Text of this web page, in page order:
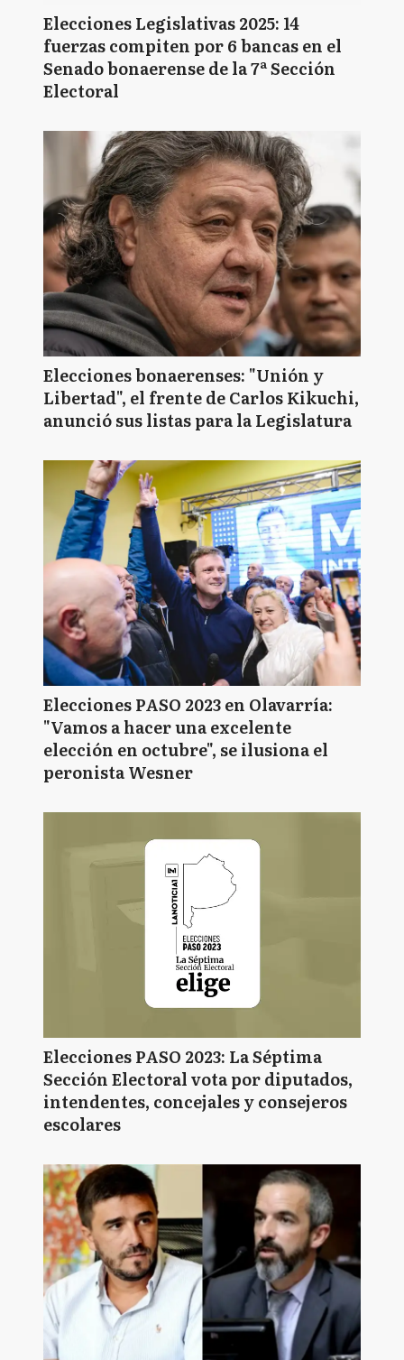
Elecciones Legislativas 2025: 14
fuerzas compiten por 6 bancas en el
Senado bonaerense de la 7ª Sección
Electoral
Elecciones bonaerenses: "Unión y
Libertad", el frente de Carlos Kikuchi,
anunció sus listas para la Legislatura
Elecciones PASO 2023 en Olavarría:
"Vamos a hacer una excelente
elección en octubre", se ilusiona el
peronista Wesner
Elecciones PASO 2023: La Séptima
Sección Electoral vota por diputados,
intendentes, concejales y consejeros
escolares